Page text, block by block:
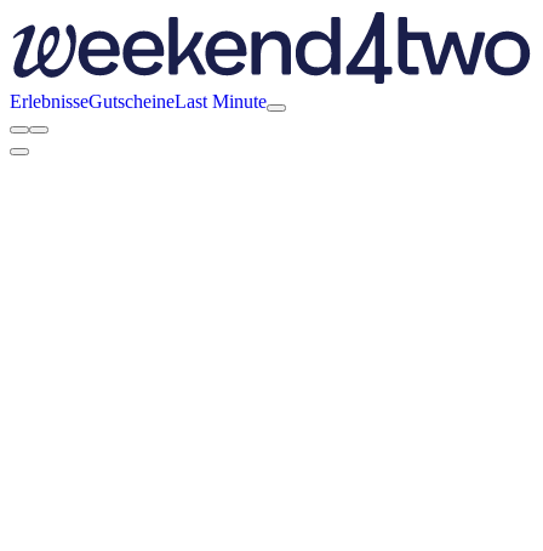
ErlebnisseGutscheineLast Minute